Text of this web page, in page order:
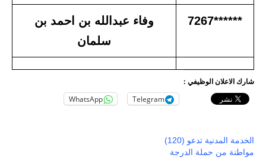
******7267
وفاء عبدالله بن احمد بن
سلمان
شارك الاعلان الوظيفي :
Telegram
WhatsApp
الخدمة المدنية تدعو (120)
مواطنة من حملة الدرجة